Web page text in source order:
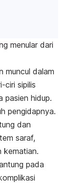
menular dari
muncul dalam
ciri sipilis
pasien hidup.
pengidapnya.
dan
saraf,
kematian.
pada